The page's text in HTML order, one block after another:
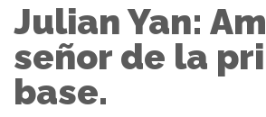
Julian Yan:
señor de la
base.